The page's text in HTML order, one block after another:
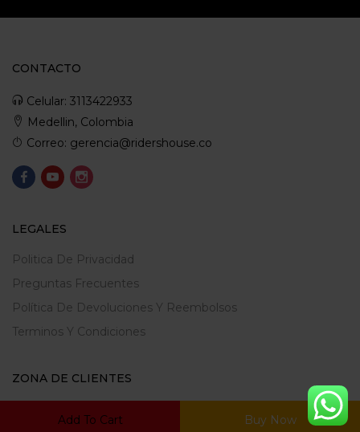
Add To Cart Buy Now
CONTACTO
Celular: 3113422933
Medellin, Colombia
Correo: gerencia@ridershouse.co
LEGALES
Politica De Privacidad
Preguntas Frecuentes
Política De Devoluciones Y Reembolsos
Terminos Y Condiciones
ZONA DE CLIENTES